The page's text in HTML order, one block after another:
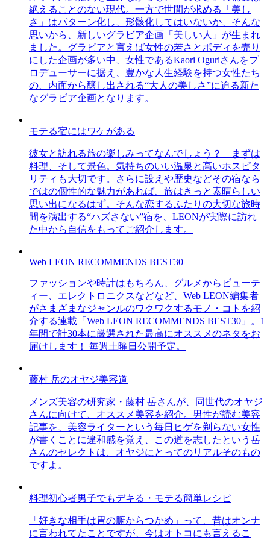
絶えることのない現代。一方で世間が求める「美し
さ」はパターン化し、形骸化してはいないか、そんな
思いから、新しいグラビア企画「美しい人」が生まれ
ました。グラビアと言えば女性の若さとボディを売り
にした企画が多い中、女性であるKaori Oguriさんをプ
ロデューサーに据え、豊かな人生経験を持つ女性たち
の、内面から醸し出される“大人の美しさ”に迫る新た
なグラビア企画となります。
モテる宿にはワケがある
彼女と訪れる旅の楽しみってなんでしょう？ まずは
料理、そして景色。気持ちのいい温泉と高いホスピタ
リティも大切です。さらに設えや歴史などその宿なら
ではの個性的な魅力があれば、旅はきっと素晴らしい
思い出になるはず。そんな恋するふたりの大切な旅時
間を演出する“ハズさない”宿を、LEONが実際に訪れ
た中から自信をもってご紹介します。
Web LEON RECOMMENDS BEST30
ファッションや時計はもちろん、グルメからビューテ
ィー、エレクトロニクスなどなど、Web LEON編集者
がさまざまなジャンルのワクワクするモノ・コトを紹
介する連載「Web LEON RECOMMENDS BEST30」。1
年間で計30本に厳選された最高にオススメのネタをお
届けします！ 毎週土曜日公開予定。
藤村 岳のオヤジ美容道
メンズ美容の研究家・藤村 岳さんが、同世代のオヤジ
さんに向けて、オススメ美容を紹介。男性が読む美容
記事を、美容ライターという毎日ヒゲを剃らない女性
が書くことに違和感を覚え、この道を志したという岳
さんのセレクトは、オヤジにとってのリアルそのもの
ですよ。
料理初心者男子でもデキる・モテる簡単レシピ
「好きな相手は胃の腑からつかめ」って、昔はオンナ
に言われてたことですが、今はオトコにも言えるこ